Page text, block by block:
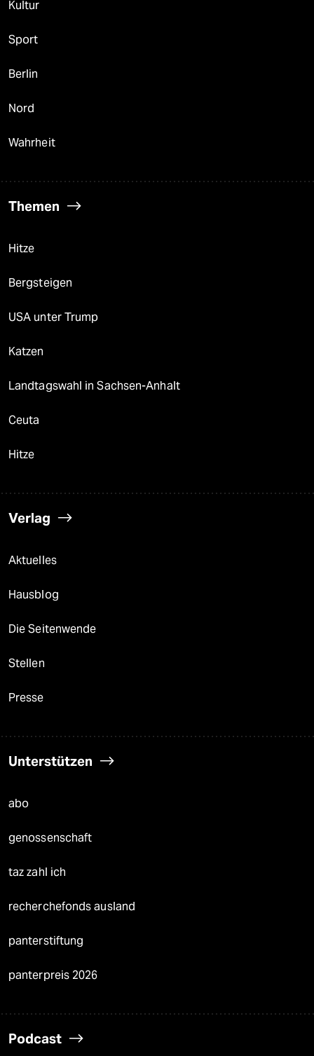
Kultur
Sport
Berlin
Nord
Wahrheit
Themen
Hitze
Bergsteigen
USA unter Trump
Katzen
Landtagswahl in Sachsen-Anhalt
Ceuta
Hitze
Verlag
Aktuelles
Hausblog
Die Seitenwende
Stellen
Presse
Unterstützen
abo
genossenschaft
taz zahl ich
recherchefonds ausland
panterstiftung
panterpreis 2026
Podcast